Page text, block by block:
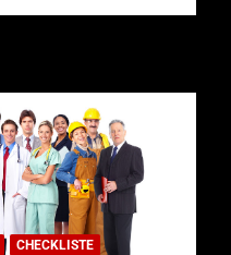
CHECKLISTE